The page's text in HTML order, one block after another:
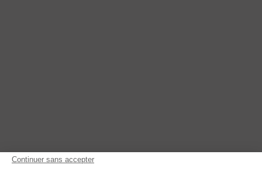
Continuer sans accepter